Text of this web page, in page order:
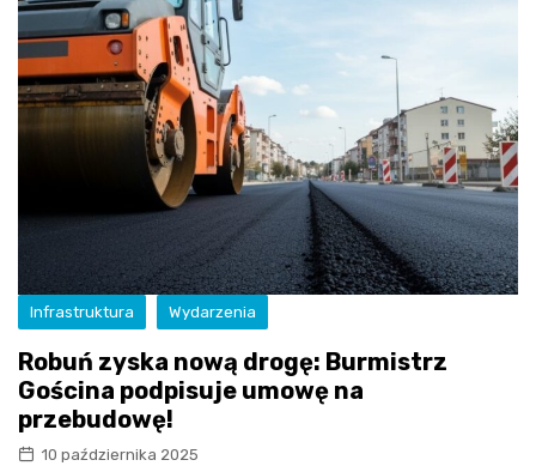
Infrastruktura Wydarzenia
Robuń zyska nową drogę: Burmistrz
Gościna podpisuje umowę na
przebudowę!
10 października 2025